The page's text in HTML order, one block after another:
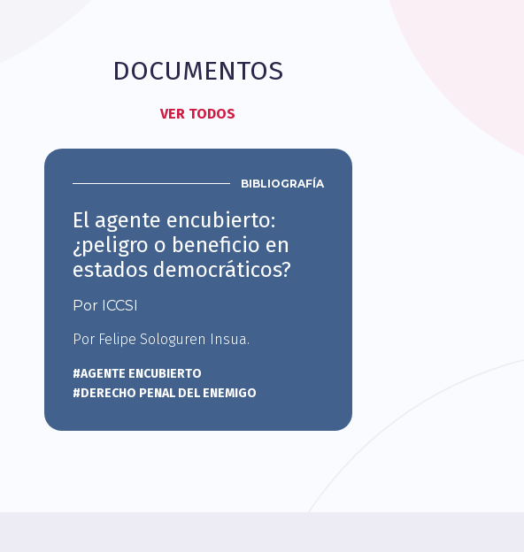
DOCUMENTOS
VER TODOS
BIBLIOGRAFÍA
El agente encubierto:
¿peligro o beneficio en
estados democráticos?
Por ICCSI
Por Felipe Sologuren Insua.
#AGENTE ENCUBIERTO
#DERECHO PENAL DEL ENEMIGO